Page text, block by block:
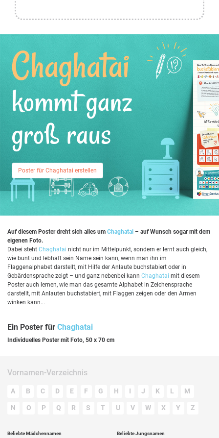
Chaghatai
kommt ganz
groß raus
Poster für Chaghatai erstellen
Auf diesem Poster dreht sich alles um Chaghatai – auf Wunsch sogar mit dem
eigenen Foto.
Dabei steht Chaghatai nicht nur im Mittelpunkt, sondern er lernt auch gleich,
wie bunt und lebhaft sein Name sein kann, wenn man ihn im
Flaggenalphabet darstellt, mit Hilfe der Anlaute buchstabiert oder in
Gebärdensprache zeigt – und ganz nebenbei kann Chaghatai mit diesem
Poster auch lernen, wie man das gesamte Alphabet in Zeichensprache
darstellt, mit Anlauten buchstabiert, mit Flaggen zeigen oder den Armen
winken kann...
Ein Poster für Chaghatai
Individuelles Poster mit Foto, 50 x 70 cm
Vornamen-Verzeichnis
A B C D E F G H I J K L M
N O P Q R S T U V W X Y Z
Beliebte Mädchennamen Beliebte Jungsnamen